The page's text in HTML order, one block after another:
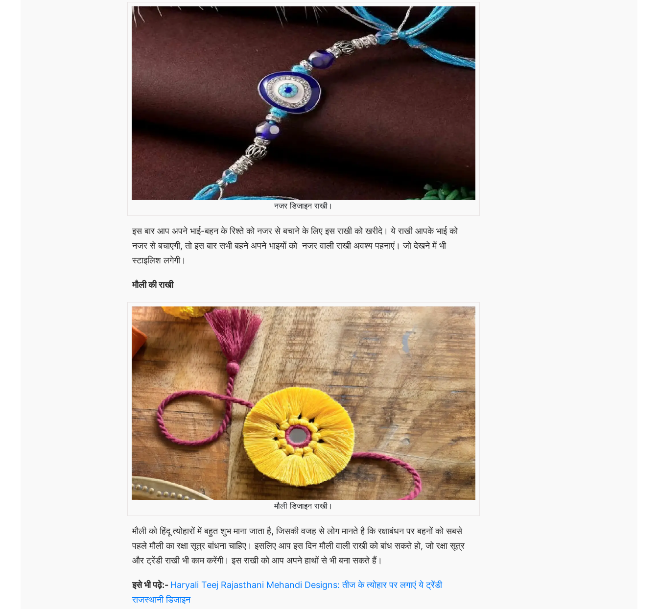
नजर डिजाइन राखी।
इस बार आप अपने भाई-बहन के रिश्ते को नजर से बचाने के लिए इस राखी को खरीदे। ये राखी आपके भाई को
नजर से बचाएगी, तो इस बार सभी बहने अपने भाइयों को नजर वाली राखी अवश्य पहनाएं। जो देखने में भी
स्टाइलिश लगेगी।
मौली की राखी
मौली डिजाइन राखी।
मौली को हिंदू त्योहारों में बहुत शुभ माना जाता है, जिसकी वजह से लोग मानते है कि रक्षाबंधन पर बहनों को सबसे
पहले मौली का रक्षा सूत्र बांधना चाहिए। इसलिए आप इस दिन मौली वाली राखी को बांध सकते हो, जो रक्षा सूत्र
और ट्रेंडी राखी भी काम करेंगी। इस राखी को आप अपने हाथों से भी बना सकते हैं।
इसे भी पढ़े:- Haryali Teej Rajasthani Mehandi Designs: तीज के त्योहार पर लगाएं ये ट्रेंडी
राजस्थानी डिजाइन